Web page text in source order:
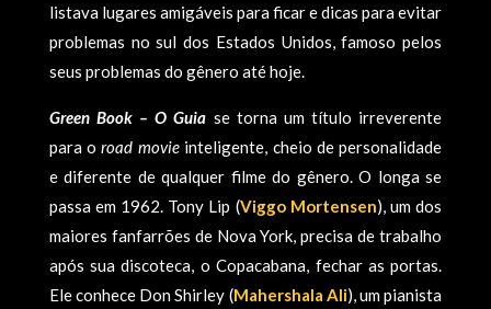
listava lugares amigáveis para ficar e dicas para evitar
problemas no sul dos Estados Unidos, famoso pelos
seus problemas do gênero até hoje.
Green Book – O Guia se torna um título irreverente
para oroad movieinteligente, cheio de personalidade
e diferente de qualquer filme do gênero. O longa se
passa em 1962. Tony Lip (Viggo Mortensen), um dos
maiores fanfarrões de Nova York, precisa de trabalho
após sua discoteca, o Copacabana, fechar as portas.
Ele conhece Don Shirley (Mahershala Ali), um pianista